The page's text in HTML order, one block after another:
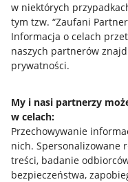
w niektórych
tym tzw. “Zaufani
Informacja o celach
naszych partnerów
prywatności.
My i nasi partnerzy
w celach:
Przechowywanie
nich. Spersonalizowane
treści, badanie
bezpieczeństwa,
Przydatne informacje
Jak to działa
Allegro Gadane dla
Allegro Gadane dla
Mapa miejscowości